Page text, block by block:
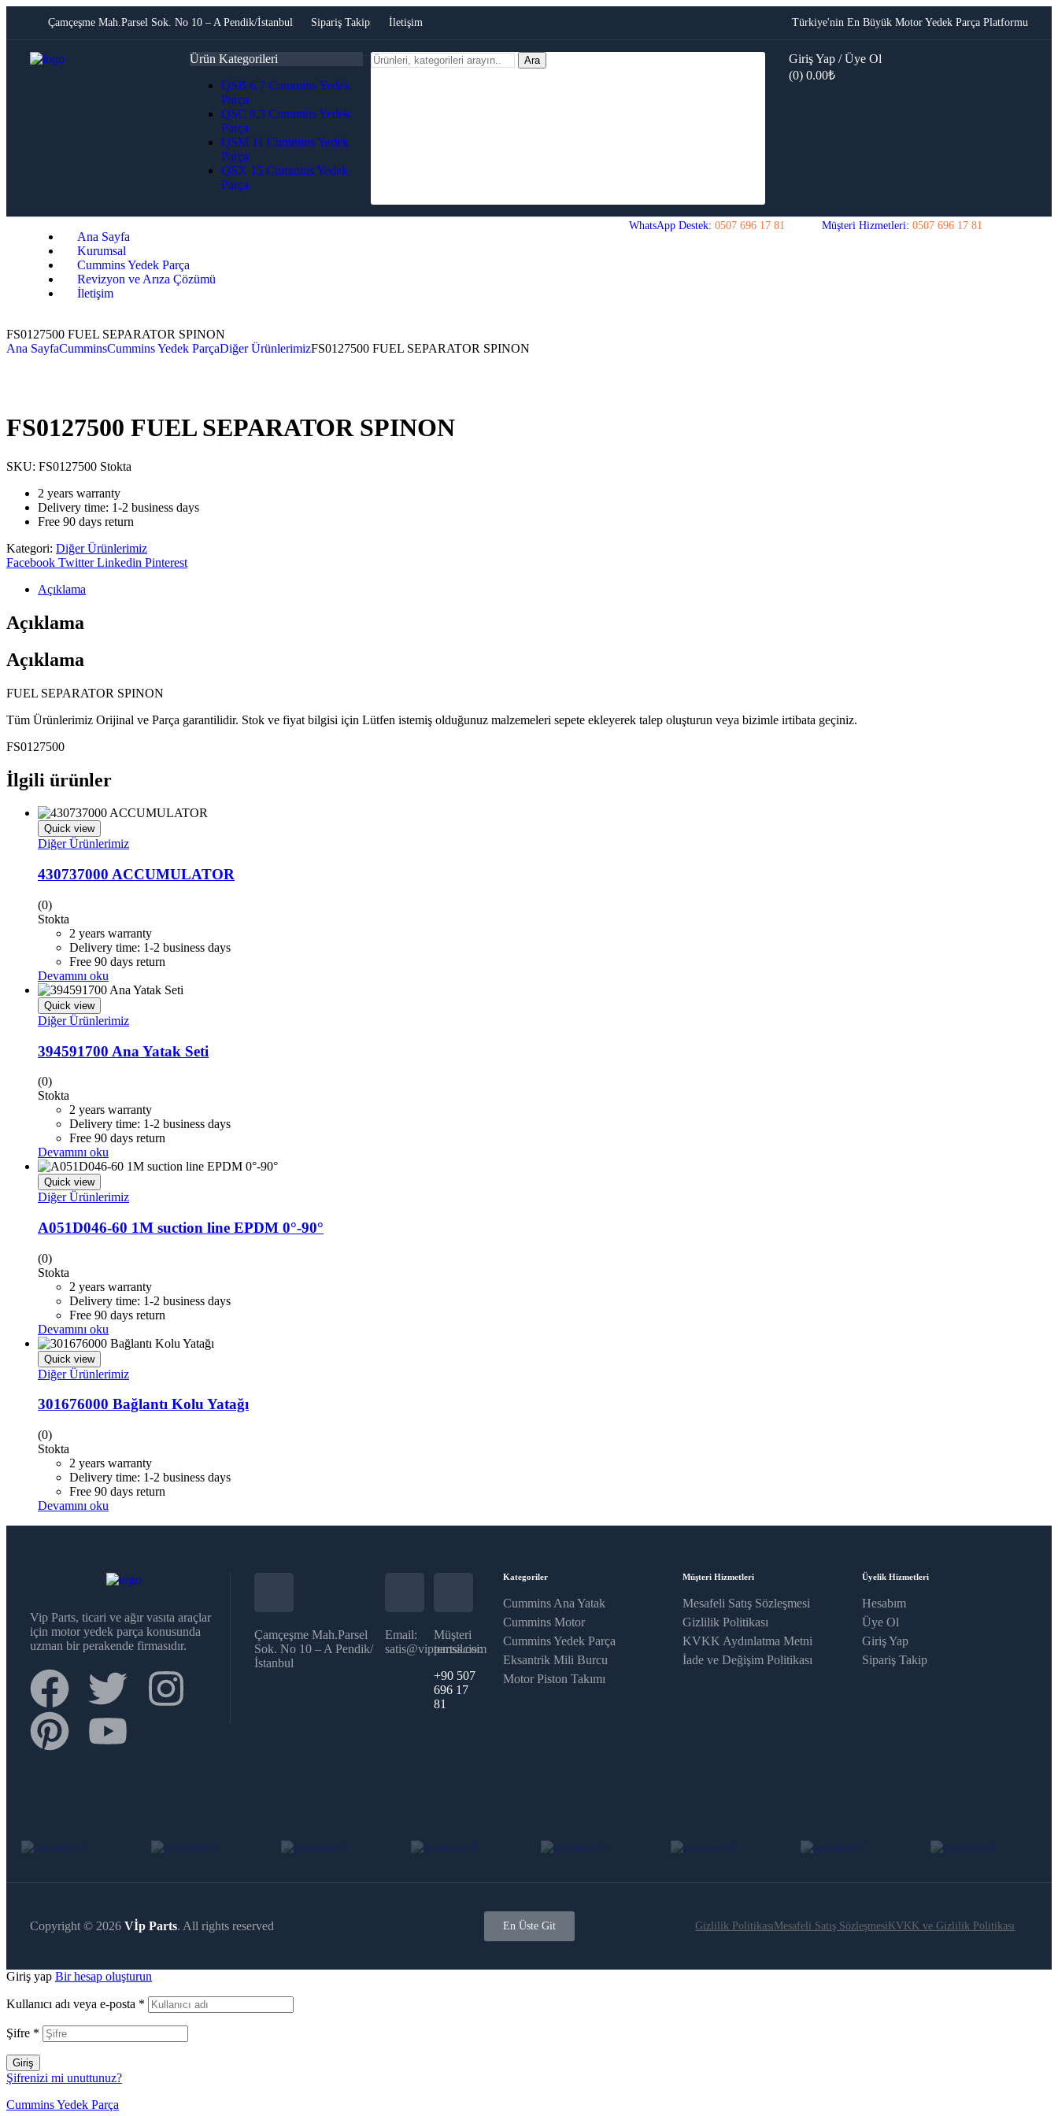
Çamçeşme Mah.Parsel Sok. No 10 – A Pendik/İstanbul Sipariş Takip İletişim Türkiye'nin En Büyük Motor Yedek Parça Platformu
Ürün Kategorileri
QSB 6.7 Cummins Yedek
Parça
QSC 8.3 Cummins Yedek
Parça
QSM 11 Cummins Yedek
Parça
QSX 15 Cummins Yedek
Parça
Ara
Giriş Yap / Üye Ol
(0) 0.00₺
Ana Sayfa
Kurumsal
Cummins Yedek Parça
Revizyon ve Arıza Çözümü
İletişim
WhatsApp Destek: 0507 696 17 81 Müşteri Hizmetleri: 0507 696 17 81
FS0127500 FUEL SEPARATOR SPINON
Ana SayfaCumminsCummins Yedek ParçaDiğer ÜrünlerimizFS0127500 FUEL SEPARATOR SPINON
FS0127500 FUEL SEPARATOR SPINON
SKU: FS0127500 Stokta
2 years warranty
Delivery time: 1-2 business days
Free 90 days return
Kategori: Diğer Ürünlerimiz
Facebook Twitter Linkedin Pinterest
Açıklama
Açıklama
Açıklama
FUEL SEPARATOR SPINON
Tüm Ürünlerimiz Orijinal ve Parça garantilidir. Stok ve fiyat bilgisi için Lütfen istemiş olduğunuz malzemeleri sepete ekleyerek talep oluşturun veya bizimle irtibata geçiniz.
FS0127500
İlgili ürünler
Quick view
Diğer Ürünlerimiz
430737000 ACCUMULATOR
(0)
Stokta
2 years warranty
Delivery time: 1-2 business days
Free 90 days return
Devamını oku
Quick view
Diğer Ürünlerimiz
394591700 Ana Yatak Seti
(0)
Stokta
2 years warranty
Delivery time: 1-2 business days
Free 90 days return
Devamını oku
Quick view
Diğer Ürünlerimiz
A051D046-60 1M suction line EPDM 0°-90°
(0)
Stokta
2 years warranty
Delivery time: 1-2 business days
Free 90 days return
Devamını oku
Quick view
Diğer Ürünlerimiz
301676000 Bağlantı Kolu Yatağı
(0)
Stokta
2 years warranty
Delivery time: 1-2 business days
Free 90 days return
Devamını oku
Vip Parts, ticari ve ağır vasıta araçlar
için motor yedek parça konusunda
uzman bir perakende firmasıdır.
Çamçeşme Mah.Parsel
Sok. No 10 – A Pendik/
İstanbul
Email:
satis@vippartss.com
Müşteri
temsilcisi:
+90 507
696 17
81
Kategoriler
Cummins Ana Yatak
Cummins Motor
Cummins Yedek Parça
Eksantrik Mili Burcu
Motor Piston Takımı
Müşteri Hizmetleri
Mesafeli Satış Sözleşmesi
Gizlilik Politikası
KVKK Aydınlatma Metni
İade ve Değişim Politikası
Üyelik Hizmetleri
Hesabım
Üye Ol
Giriş Yap
Sipariş Takip
Copyright © 2026 Vİp Parts. All rights reserved En Üste Git Gizlilik Politikası Mesafeli Satış Sözleşmesi KVKK ve Gizlilik Politikası
Giriş yap Bir hesap oluşturun
Kullanıcı adı veya e-posta *
Şifre *
Giriş
Şifrenizi mi unuttunuz?
Cummins Yedek Parça